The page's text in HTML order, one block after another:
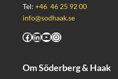
Tel: +46 46 25 92 00
info@sodhaak.se
Facebook
LinkedIn
YouTube
Instagram
Om Söderberg & Haak